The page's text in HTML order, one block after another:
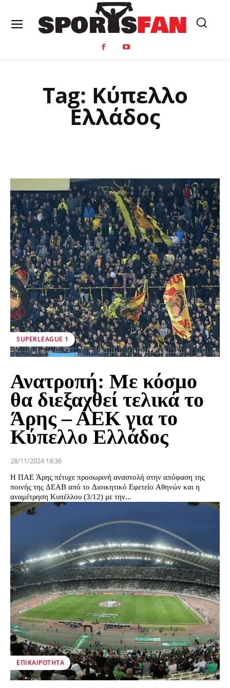
Tag: Κύπελλο
Ελλάδος
SUPERLEAGUE 1
Ανατροπή: Με κόσμο
θα διεξαχθεί τελικά το
Άρης – ΑΕΚ για το
Κύπελλο Ελλάδος
28/11/2024 18:36
Η ΠΑΕ Άρης πέτυχε προσωρινή αναστολή στην απόφαση της
ποινής της ΔΕΑΒ από το Διοικητικό Εφετείο Αθηνών και η
αναμέτρηση Κυπέλλου (3/12) με την...
ΕΠΙΚΑΙΡΌΤΗΤΑ